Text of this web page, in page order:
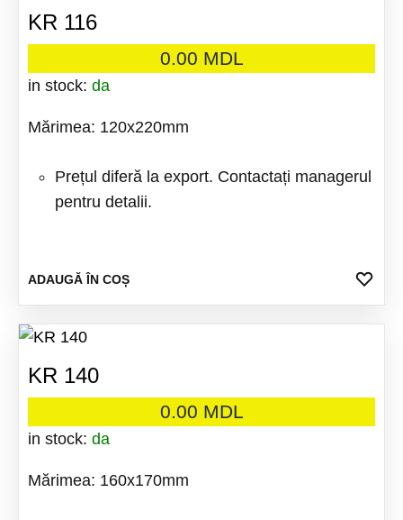
KR 116
0.00 MDL
in stock: da
Mărimea: 120x220mm
Prețul diferă la export. Contactați managerul
pentru detalii.
ADAUGĂ ÎN COȘ
KR 140
0.00 MDL
in stock: da
Mărimea: 160x170mm